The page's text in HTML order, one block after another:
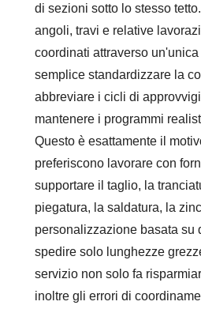
di sezioni sotto lo stesso
angoli, travi e relative
coordinati attraverso
semplice standardizzare la
abbreviare i cicli di
mantenere i programmi
Questo è esattamente il
preferiscono lavorare con
supportare il taglio, la
piegatura, la saldatura, la
personalizzazione basata su
spedire solo lunghezze
servizio non solo fa
inoltre gli errori di